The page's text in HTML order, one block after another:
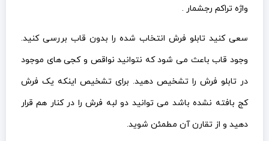
واژه تراکم رجشمار .
سعی کنید تابلو فرش انتخاب شده را بدون قاب بررسی کنید.
وجود قاب باعث می شود که نتوانید نواقص و کجی های موجود
در تابلو فرش را تشخیص دهید. برای تشخیص اینکه یک فرش
کج بافته نشده باشد می توانید دو لبه فرش را در کنار هم قرار
دهید و از تقارن آن مطمئن شوید.